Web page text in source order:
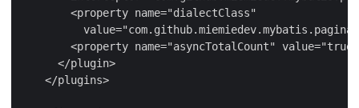
        <property name="dialectClass"
<property name="asyncTotalCount"
      </plugin>
    </plugins>